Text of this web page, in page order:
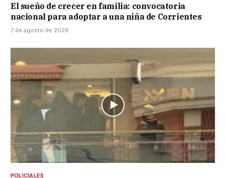
El sueño de crecer en familia: convocatoria
nacional para adoptar a una niña de Corrientes
7 de agosto de 2026
POLICIALES